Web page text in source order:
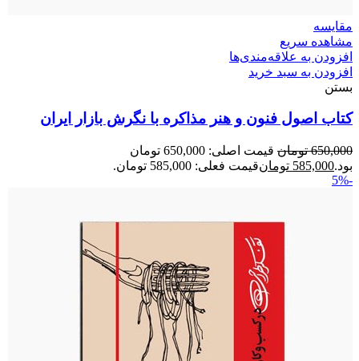
مقایسه
مشاهده سریع
افزودن به علاقه‌مندی‌ها
افزودن به سبد خرید
بستن
کتاب اصول فنون و هنر مذاکره با نگرش بازار ایران
650,000 تومان
قیمت اصلی: 650,000 تومان
بود.585,000 تومانقیمت فعلی: 585,000 تومان.
-5%